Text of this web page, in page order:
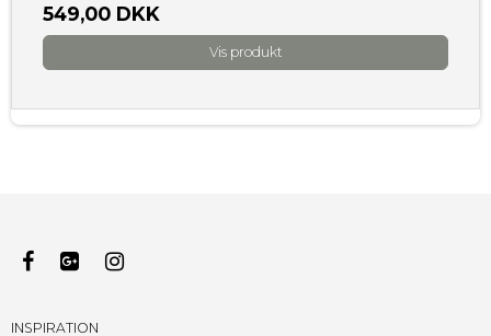
549,00 DKK
Vis produkt
INSPIRATION